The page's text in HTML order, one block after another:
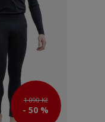
1 090 Kč
- 50 %